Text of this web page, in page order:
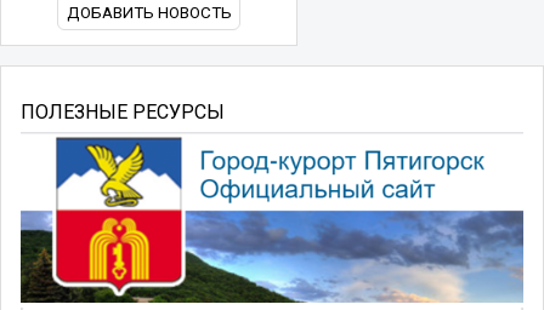
ДОБАВИТЬ НОВОСТЬ
ПОЛЕЗНЫЕ РЕСУРСЫ